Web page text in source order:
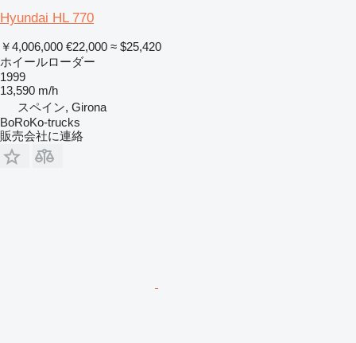
Hyundai HL 770
￥4,006,000 €22,000 ≈ $25,420
ホイールローダー
1999
13,590 m/h
スペイン, Girona
BoRoKo-trucks
販売会社に連絡